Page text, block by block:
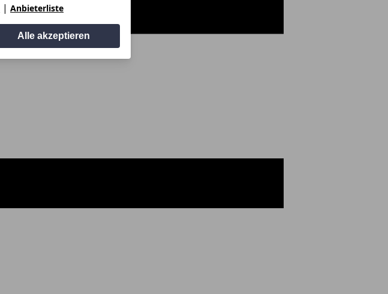
| Anbieterliste
Alle akzeptieren